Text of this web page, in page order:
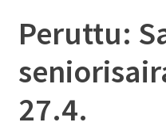
Peruttu:
27.4.